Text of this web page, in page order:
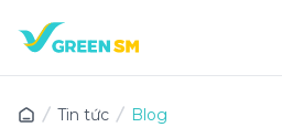
Tin tức Blog